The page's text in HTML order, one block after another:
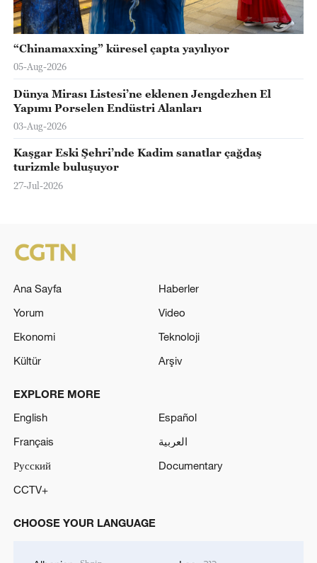
“Chinamaxxing” küresel çapta yayılıyor
05-Aug-2026
Dünya Mirası Listesi’ne eklenen Jengdezhen El
Yapımı Porselen Endüstri Alanları
03-Aug-2026
Kaşgar Eski Şehri’nde Kadim sanatlar çağdaş
turizmle buluşuyor
27-Jul-2026
Ana Sayfa
Haberler
Yorum
Video
Ekonomi
Teknoloji
Kültür
Arşiv
EXPLORE MORE
English
Español
Français
العربية
Русский
Documentary
CCTV+
CHOOSE YOUR LANGUAGE